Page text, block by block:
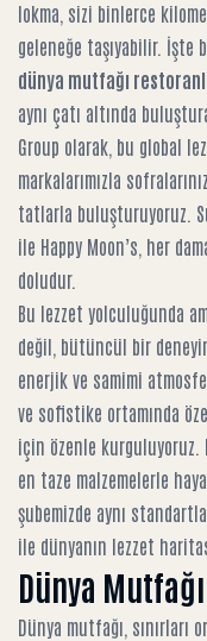
lokma, sizi binlerce
geleneğe taşıyabilir. İşte
dünya mutfağı
aynı çatı altında
Group olarak, bu global
markalarımızla
tatlarla buluşturuyoruz.
ile Happy Moon’s , her
doludur.
Bu lezzet yolculuğunda
değil, bütüncül bir
enerjik ve samimi
ve sofistike ortamında
için özenle kurguluyoruz.
en taze malzemelerle
şubemizde aynı
ile dünyanın lezzet
Dünya
Dünya mutfağı,